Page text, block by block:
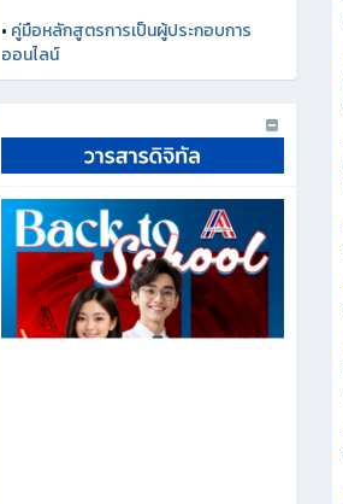
•คู่มือหลักสูตรการเป็นผู้ประกอบการ
ออนไลน์